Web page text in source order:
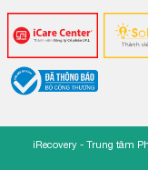
iRecovery - Trung tâm